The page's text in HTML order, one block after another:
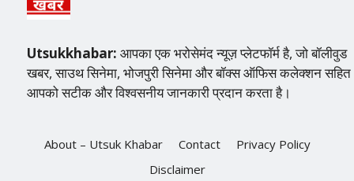
Utsukkhabar: आपका एक भरोसेमंद न्यूज़ प्लेटफॉर्म है, जो बॉलीवुड
खबर, साउथ सिनेमा, भोजपुरी सिनेमा और बॉक्स ऑफिस कलेक्शन सहित
आपको सटीक और विश्वसनीय जानकारी प्रदान करता है।
About – Utsuk Khabar Contact
Privacy Policy
Disclaimer